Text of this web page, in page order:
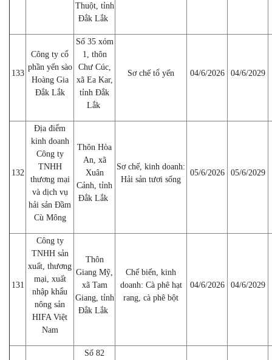
Thuột, tỉnh
Đắk Lắk
133
Công ty cổ
phần yến sào
Hoàng Gia
Đắk Lắk
Số 35 xóm
1, thôn
Chư Cúc,
xã Ea Kar,
tỉnh Đắk
Lắk
Sơ chế tổ yến 04/6/2026 04/6/2029
132
Địa điểm
kinh doanh
Công ty
TNHH
thương mại
và dịch vụ
hải sản Đầm
Cù Mông
Thôn Hòa
An, xã
Xuân
Cảnh, tỉnh
Đắk Lắk
Sơ chế, kinh doanh:
Hải sản tươi sống
05/6/2026 05/6/2029
131
Công ty
TNHH sản
xuất, thương
mại, xuất
nhập khẩu
nông sản
HIFA Việt
Nam
Thôn
Giang Mỹ,
xã Tam
Giang, tỉnh
Đắk Lắk
Chế biến, kinh
doanh: Cà phê hạt
rang, cà phê bột
04/6/2026 04/6/2029
Số 82